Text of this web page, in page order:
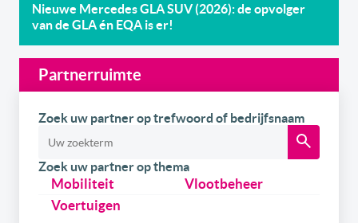
Nieuwe Mercedes GLA SUV (2026): de opvolger
van de GLA én EQA is er!
Partnerruimte
Zoek uw partner op trefwoord of bedrijfsnaam
Zoek uw partner op thema
Mobiliteit
Vlootbeheer
Voertuigen